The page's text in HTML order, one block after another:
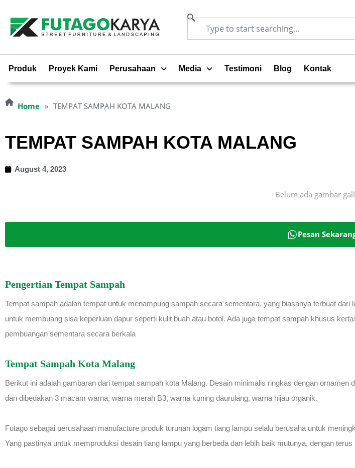
Produk Proyek Kami Perusahaan Media Testimoni Blog Kontak
Home » TEMPAT SAMPAH KOTA MALANG
TEMPAT SAMPAH KOTA MALANG
August 4, 2023
Belum ada gambar
Pesan
Pengertian Tempat Sampah
Tempat sampah adalah tempat untuk menampung sampah secara sementara, yang biasanya terbuat
untuk membuang sisa keperluan dapur seperti kulit buah atau botol. Ada juga tempat sampah khusus
pembuangan sementara secara berkala
Tempat Sampah Kota Malang
Berikut ini adalah gambaran dari tempat sampah kota Malang. Desain minimalis ringkas dengan
dan dibedakan 3 macam warna, warna merah B3, warna kuning daurulang, warna hijau organik.
Futago sebagai perusahaan manufacture produk turunan logam tiang lampu selalu berusaha untuk
Yang pastinya untuk memproduksi desain tiang lampu yang berbeda dan lebih baik mutunya, dengan